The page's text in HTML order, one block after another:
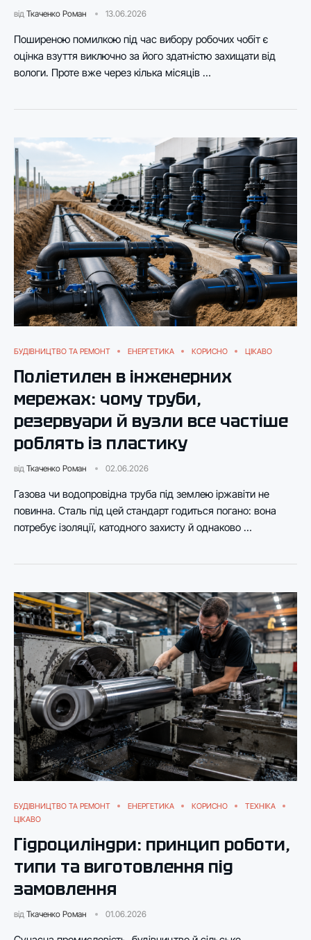
від Ткаченко Роман 13.06.2026
Поширеною помилкою під час вибору робочих чобіт є
оцінка взуття виключно за його здатністю захищати від
вологи. Проте вже через кілька місяців …
БУДІВНИЦТВО ТА РЕМОНТ ЕНЕРГЕТИКА КОРИСНО ЦІКАВО
Поліетилен в інженерних
мережах: чому труби,
резервуари й вузли все частіше
роблять із пластику
від Ткаченко Роман 02.06.2026
Газова чи водопровідна труба під землею іржавіти не
повинна. Сталь під цей стандарт годиться погано: вона
потребує ізоляції, катодного захисту й однаково …
БУДІВНИЦТВО ТА РЕМОНТ ЕНЕРГЕТИКА КОРИСНО
ТЕХНІКА
ЦІКАВО
Гідроциліндри: принцип роботи,
типи та виготовлення під
замовлення
від Ткаченко Роман 01.06.2026